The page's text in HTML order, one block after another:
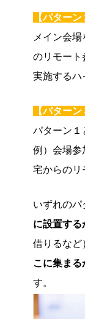
【パターン
メイン会
のリモート
実施するハ
【パターン
パターン１
例）会場参
宅からのリ
いずれのパ
に設置する
借りるなど
こに集まる
す。